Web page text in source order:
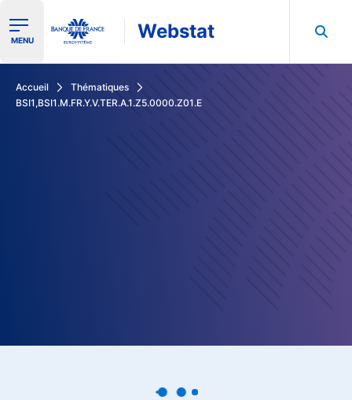
Ouvrir le menu de navigation
MENU Webstat
Accueil
Thématiques
BSI1,BSI1.M.FR.Y.V.TER.A.1.Z5.0000.Z01.E